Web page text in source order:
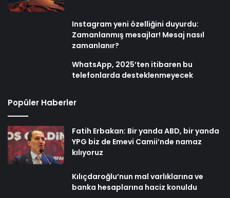
Instagram yeni özelliğini duyurdu:
Zamanlanmış mesajlar! Mesaj nasıl
zamanlanır?
WhatsApp, 2025’ten itibaren bu
telefonlarda desteklenmeyecek
Popüler Haberler
Fatih Erbakan: Bir yanda ABD, bir yanda
YPG biz de Emevi Camii’nde namaz
kılıyoruz
Kılıçdaroğlu’nun mal varlıklarına ve
banka hesaplarına haciz konuldu